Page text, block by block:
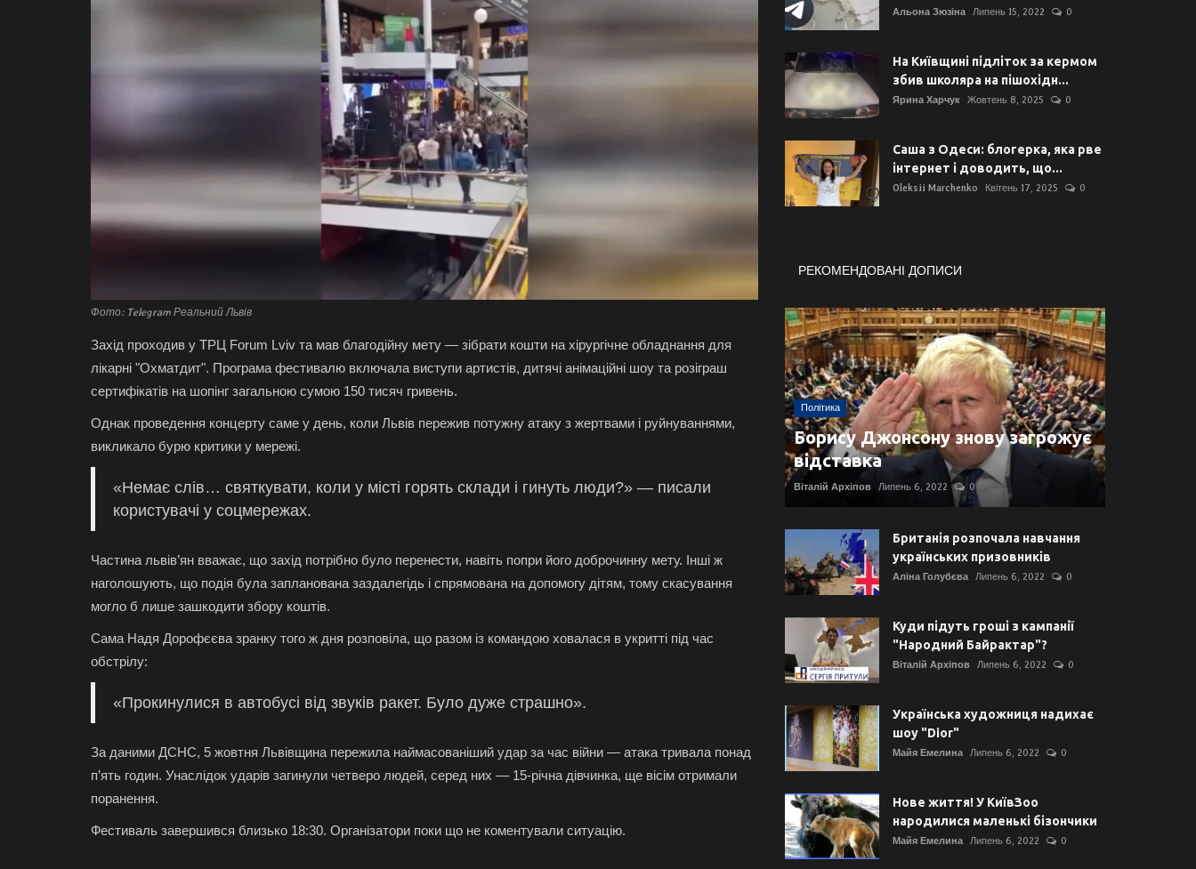
Фото: Telegram Реальний Львів
Захід проходив у ТРЦ Forum Lviv та мав благодійну мету — зібрати кошти на хірургічне обладнання для
лікарні "Охматдит". Програма фестивалю включала виступи артистів, дитячі анімаційні шоу та розіграш
сертифікатів на шопінг загальною сумою 150 тисяч гривень.
Однак проведення концерту саме у день, коли Львів пережив потужну атаку з жертвами і руйнуваннями,
викликало бурю критики у мережі.
«Немає слів… святкувати, коли у місті горять склади і гинуть люди?» — писали
користувачі у соцмережах.
Частина львів’ян вважає, що захід потрібно було перенести, навіть попри його доброчинну мету. Інші ж
наголошують, що подія була запланована заздалегідь і спрямована на допомогу дітям, тому скасування
могло б лише зашкодити збору коштів.
Сама Надя Дорофєєва зранку того ж дня розповіла, що разом із командою ховалася в укритті під час
обстрілу:
«Прокинулися в автобусі від звуків ракет. Було дуже страшно».
За даними ДСНС, 5 жовтня Львівщина пережила наймасованіший удар за час війни — атака тривала понад
п’ять годин. Унаслідок ударів загинули четверо людей, серед них — 15-річна дівчинка, ще вісім отримали
поранення.
Фестиваль завершився близько 18:30. Організатори поки що не коментували ситуацію.
Альона Зюзіна Липень 15, 2022 0
На Київщині підліток за кермом
збив школяра на пішохідн...
Ярина Харчук Жовтень 8, 2025 0
Саша з Одеси: блогерка, яка рве
інтернет і доводить, що...
Oleksii Marchenko Квітень 17, 2025 0
РЕКОМЕНДОВАНІ ДОПИСИ
Політика
Борису Джонсону знову загрожує
відставка
Віталій Архіпов Липень 6, 2022 0
Британія розпочала навчання
українських призовників
Аліна Голубєва Липень 6, 2022 0
Куди підуть гроші з кампанії
"Народний Байрактар"?
Віталій Архіпов Липень 6, 2022 0
Українська художниця надихає
шоу "Dior"
Майя Емелина Липень 6, 2022 0
Нове життя! У КиївЗоо
народилися маленькі бізончики
Майя Емелина Липень 6, 2022 0